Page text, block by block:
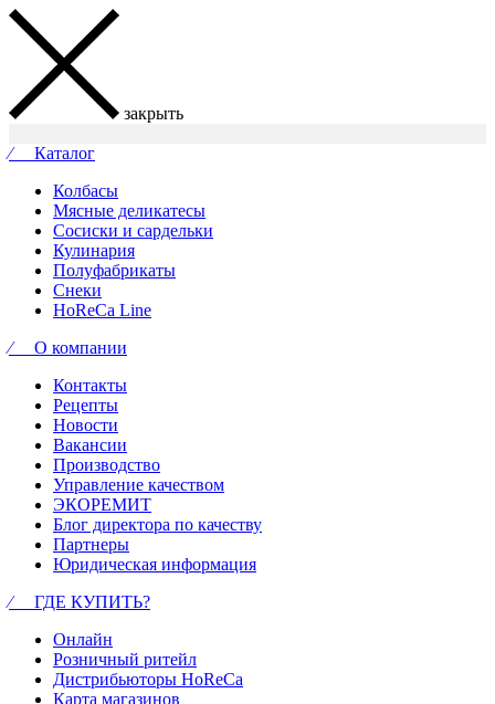
закрыть
⁄ Каталог
Колбасы
Мясные деликатесы
Сосиски и сардельки
Кулинария
Полуфабрикаты
Снеки
HoReCa Line
⁄ О компании
Контакты
Рецепты
Новости
Вакансии
Производство
Управление качеством
ЭКОРЕМИТ
Блог директора по качеству
Партнеры
Юридическая информация
⁄ ГДЕ КУПИТЬ?
Онлайн
Розничный ритейл
Дистрибьюторы HoReCa
Карта магазинов